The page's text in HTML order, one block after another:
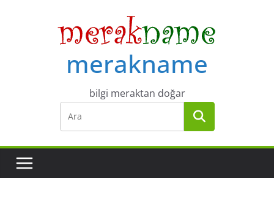
merakname
bilgi meraktan doğar